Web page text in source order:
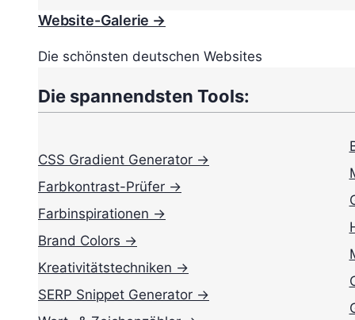
Website-Galerie →
Die schönsten deutschen Websites
Die spannendsten Tools:
CSS Gradient Generator →
Farbkontrast-Prüfer →
Farbinspirationen →
Brand Colors →
Kreativitätstechniken →
SERP Snippet Generator →